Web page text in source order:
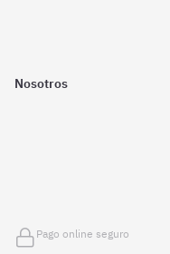
Nosotros
Pago online seguro